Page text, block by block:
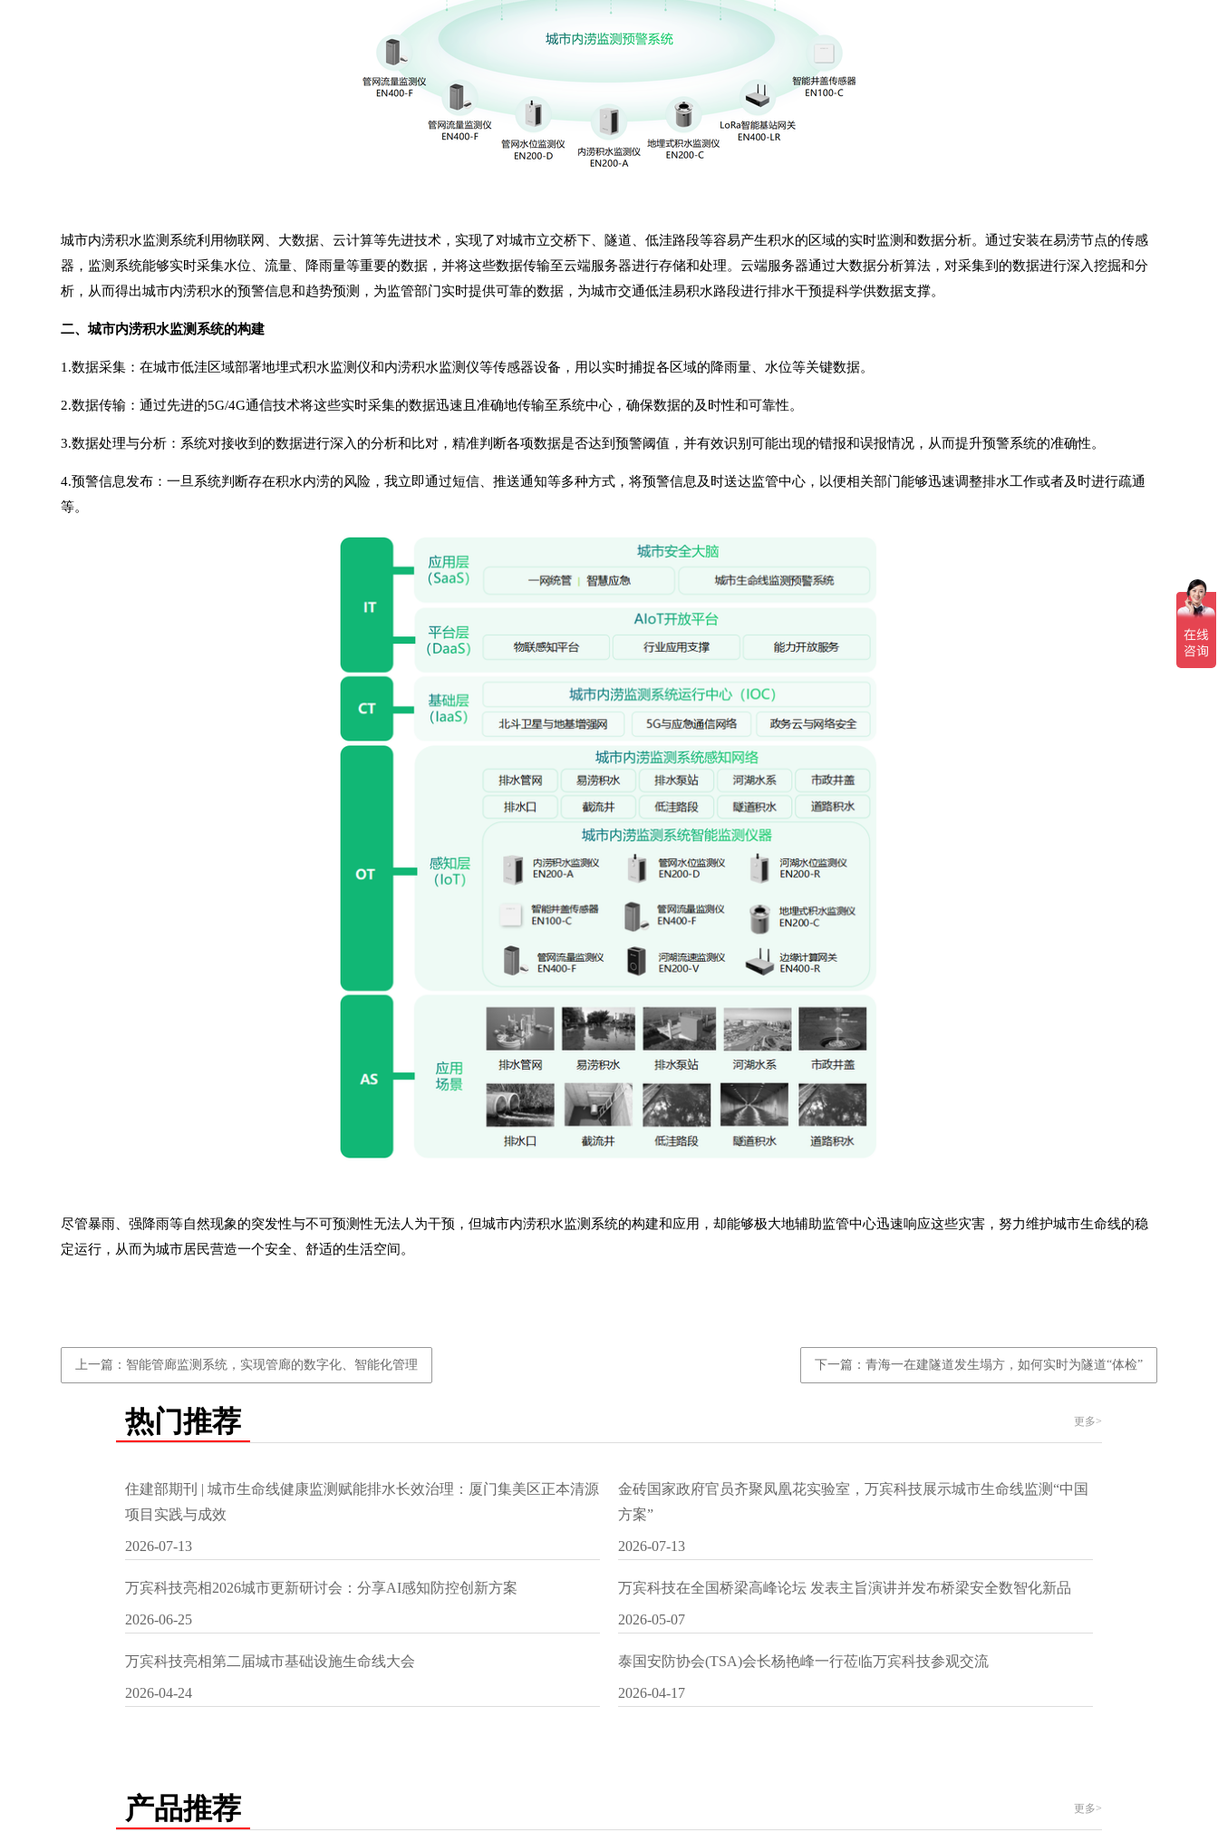
城市内涝积水监测系统利用物联网、大数据、云计算等先进技术，实现了对城市立交桥下、隧道、低洼路段等容易产生积水的区域的实时监测和数据分析。通过安装在易涝节点的传感
器，监测系统能够实时采集水位、流量、降雨量等重要的数据，并将这些数据传输至云端服务器进行存储和处理。云端服务器通过大数据分析算法，对采集到的数据进行深入挖掘和分
析，从而得出城市内涝积水的预警信息和趋势预测，为监管部门实时提供可靠的数据，为城市交通低洼易积水路段进行排水干预提科学供数据支撑。
二、城市内涝积水监测系统的构建
1.数据采集：在城市低洼区域部署地埋式积水监测仪和内涝积水监测仪等传感器设备，用以实时捕捉各区域的降雨量、水位等关键数据。
2.数据传输：通过先进的5G/4G通信技术将这些实时采集的数据迅速且准确地传输至系统中心，确保数据的及时性和可靠性。
3.数据处理与分析：系统对接收到的数据进行深入的分析和比对，精准判断各项数据是否达到预警阈值，并有效识别可能出现的错报和误报情况，从而提升预警系统的准确性。
4.预警信息发布：一旦系统判断存在积水内涝的风险，我立即通过短信、推送通知等多种方式，将预警信息及时送达监管中心，以便相关部门能够迅速调整排水工作或者及时进行疏通
等。
尽管暴雨、强降雨等自然现象的突发性与不可预测性无法人为干预，但城市内涝积水监测系统的构建和应用，却能够极大地辅助监管中心迅速响应这些灾害，努力维护城市生命线的稳
定运行，从而为城市居民营造一个安全、舒适的生活空间。
上一篇：智能管廊监测系统，实现管廊的数字化、智能化管理 下一篇：青海一在建隧道发生塌方，如何实时为隧道“体检”
热门推荐 更多>
住建部期刊 | 城市生命线健康监测赋能排水长效治理：厦门集美区正本清源
项目实践与成效
2026-07-13
金砖国家政府官员齐聚凤凰花实验室，万宾科技展示城市生命线监测“中国
方案”
2026-07-13
万宾科技亮相2026城市更新研讨会：分享AI感知防控创新方案
2026-06-25
万宾科技在全国桥梁高峰论坛 发表主旨演讲并发布桥梁安全数智化新品
2026-05-07
万宾科技亮相第二届城市基础设施生命线大会
2026-04-24
泰国安防协会(TSA)会长杨艳峰一行莅临万宾科技参观交流
2026-04-17
产品推荐 更多>